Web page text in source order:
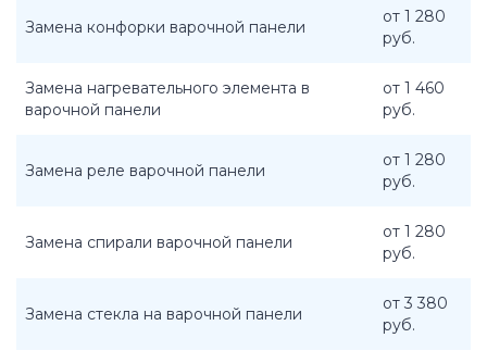
Замена конфорки варочной панели
от 1 280
руб.
Замена нагревательного элемента в
варочной панели
от 1 460
руб.
Замена реле варочной панели
от 1 280
руб.
Замена спирали варочной панели
от 1 280
руб.
Замена стекла на варочной панели
от 3 380
руб.